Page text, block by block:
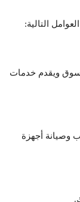
التالية:
ويقدم خدمات
وصيانة أجهزة